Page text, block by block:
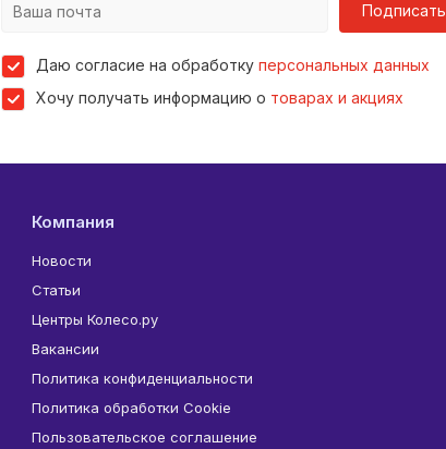
Даю согласие на обработку персональных данных
Хочу получать информацию о товарах и акциях
Компания
Новости
Статьи
Центры Колесо.ру
Вакансии
Политика конфиденциальности
Политика обработки Cookie
Пользовательское соглашение